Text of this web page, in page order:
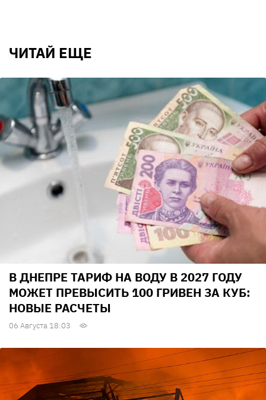
ЧИТАЙ ЕЩЕ
В ДНЕПРЕ ТАРИФ НА ВОДУ В 2027 ГОДУ
МОЖЕТ ПРЕВЫСИТЬ 100 ГРИВЕН ЗА КУБ:
НОВЫЕ РАСЧЕТЫ
06 Августа 18:03